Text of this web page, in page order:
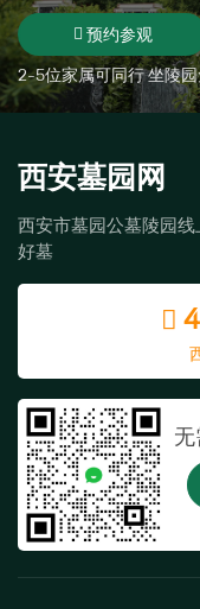
预约参观
2-5位家属可同行 坐陵
西安墓园网
西安市墓园公墓陵园
好墓